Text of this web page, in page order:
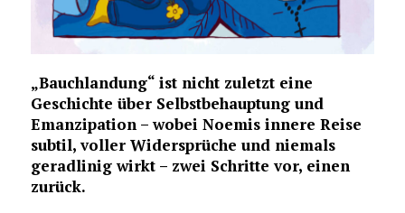
„Bauchlandung“ ist nicht zuletzt eine
Geschichte über Selbstbehauptung und
Emanzipation – wobei Noemis innere Reise
subtil, voller Widersprüche und niemals
geradlinig wirkt – zwei Schritte vor, einen
zurück.